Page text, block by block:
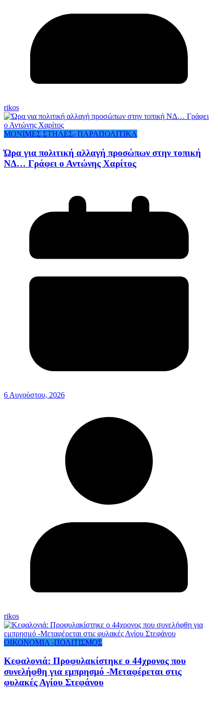
rikos
ΜΟΝΙΜΕΣ ΣΤΗΛΕΣ- ΠΑΡΑΠΟΛΙΤΙΚΑ
Ώρα για πολιτική αλλαγή προσώπων στην τοπική
ΝΔ… Γράφει ο Αντώνης Χαρίτος
6 Αυγούστου, 2026
rikos
ΟΙΚΟΝΟΜΙΑ -ΠΟΛΙΤΙΣΜΟΣ
Κεφαλονιά: Προφυλακίστηκε ο 44χρονος που
συνελήφθη για εμπρησμό -Μεταφέρεται στις
φυλακές Αγίου Στεφάνου